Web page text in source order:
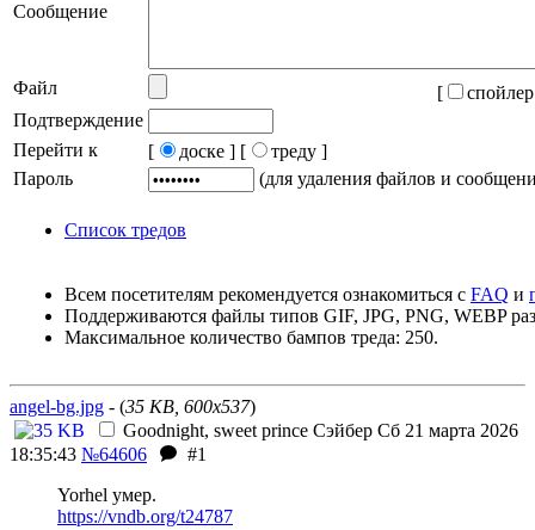
Сообщение
Файл [
Подтверждение
Перейти к
[ доске ] [
треду ]
Пароль
(для удаления файлов и
Список тредов
Всем посетителям рекомендуется ознакомиться с FAQ и
Поддерживаются файлы типов GIF, JPG, PNG, WEBP
Максимальное количество бампов треда: 250.
angel-bg.jpg - (35 KB, 600x537)
Goodnight, sweet prince Сэйбер Сб 21 марта 2026
18:35:43 №64606
#1
Yorhel умер.
https://vndb.org/t24787